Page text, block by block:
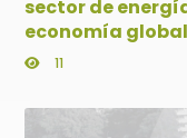
sector de
economía global
11